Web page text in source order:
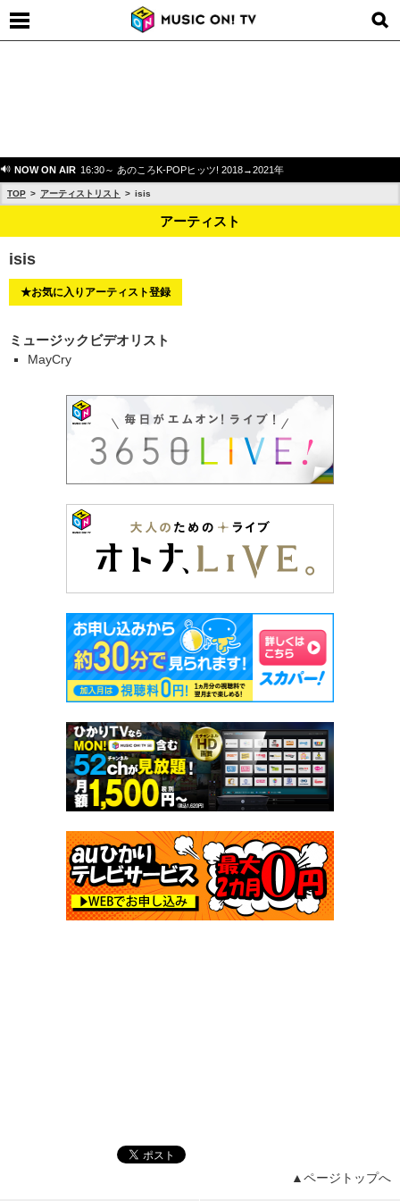
NOW ON AIR 16:30～ あのころK-POPヒッツ! 2018→2021年
TOP アーティストリスト isis
アーティスト
isis
★お気に入りアーティスト登録
ミュージックビデオリスト
MayCry
▲ページトップへ